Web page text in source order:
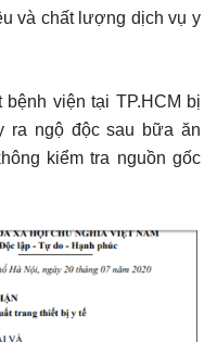
và chất lượng dịch vụ y
viện tại TP.HCM bị
ra ngộ độc sau bữa ăn
kiểm tra nguồn gốc